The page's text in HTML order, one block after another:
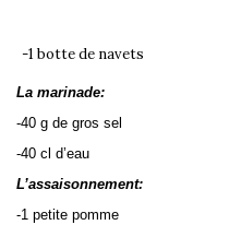
-1 botte de navets
La marinade:
-40 g de gros sel
-40 cl d’eau
L’assaisonnement:
-1 petite pomme